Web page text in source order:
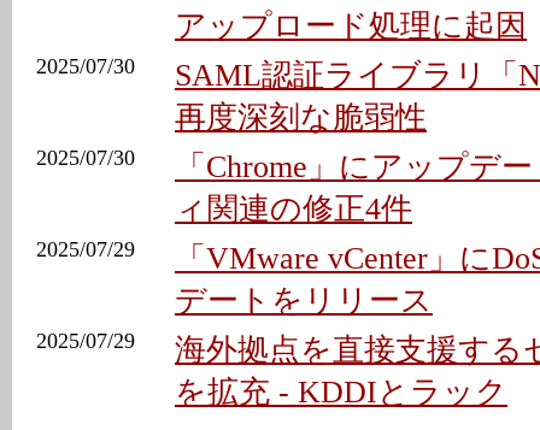
アップロード処理に起因
2025/07/30
SAML認証ライブラリ「
再度深刻な脆弱性
2025/07/30
「Chrome」にアップデ
ィ関連の修正4件
2025/07/29
「VMware vCenter」に
デートをリリース
2025/07/29
海外拠点を直接支援する
を拡充 - KDDIとラック